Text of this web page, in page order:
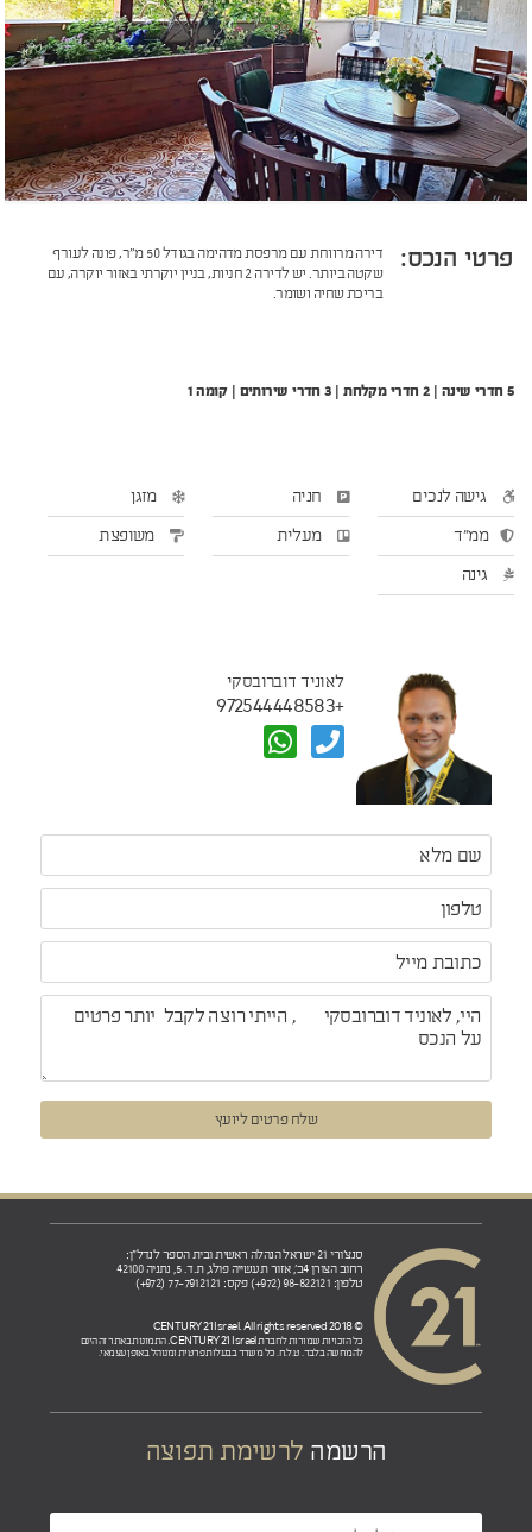
פרטי הנכס:
דירה מרווחת עם מרפסת מדהימה בגודל 50 מ"ר, פונה לעורף
שקטה ביותר. יש לדירה 2 חניות, בניין יוקרתי באזור יוקרה, עם
בריכת שחיה ושומר.
5 חדרי שינה | 2 חדרי מקלחת | 3 חדרי שירותים | קומה 1
גישה לנכים חניה
מזגן
ממ"ד
מעלית
משופצת
גינה
לאוניד דוברובסקי
+972544448583
שלח פרטים ליועץ
סנצ'ורי 21 ישראל הנהלה ראשית ובית הספר לנדל"ן:
רחוב הצורן 4ב', אזור תעשייה פולג, ת.ד. 5, נתניה 42100
טלפון: 98-822121 (972+) פקס: 77-7912121 (972+)
© 2018 CENTURY 21 Israel. All rights reserved
כל הזכויות שמורות לחברת CENTURY 21 Israel. התמונות באתר זה הינם
להמחשה בלבד. ט.ל.ח. כל משרד בבעלות פרטית ומנוהל באופן עצמאי.
הרשמה לרשימת תפוצה